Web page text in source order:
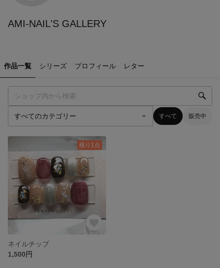
AMI-NAIL'S GALLERY
作品一覧 シリーズ プロフィール レター
すべて 販売中
残り1点
ネイルチップ
1,500円